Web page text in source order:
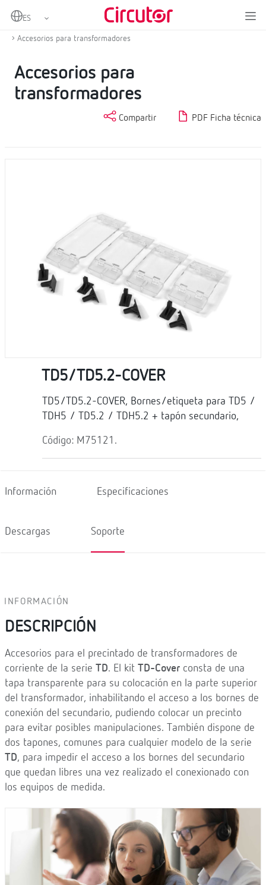
Home
Transformadores de corriente y shunts
Accesorios para transformadores
Accesorios para
transformadores
Compartir PDF Ficha técnica
TD5/TD5.2-COVER
TD5/TD5.2-COVER, Bornes/etiqueta para TD5 /
TDH5 / TD5.2 / TDH5.2 + tapón secundario,
Código: M75121.
Información Especificaciones
Descargas Soporte
INFORMACIÓN
DESCRIPCIÓN
Accesorios para el precintado de transformadores de
corriente de la serie TD. El kit TD-Cover consta de una
tapa transparente para su colocación en la parte superior
del transformador, inhabilitando el acceso a los bornes de
conexión del secundario, pudiendo colocar un precinto
para evitar posibles manipulaciones. También dispone de
dos tapones, comunes para cualquier modelo de la serie
TD, para impedir el acceso a los bornes del secundario
que quedan libres una vez realizado el conexionado con
los equipos de medida.